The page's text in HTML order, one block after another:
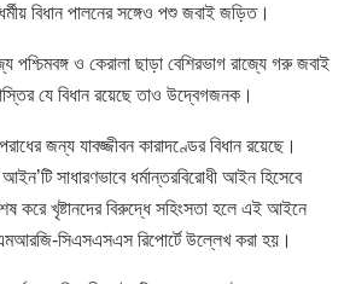
বিধান পালনের সঙ্গেও পশু জবাই জড়িত।
পশ্চিমবঙ্গ ও কেরালা ছাড়া বেশিরভাগ রাজ্যে গরু জবাই
যে বিধান রয়েছে তাও উদ্বেগজনক।
জন্য যাবজ্জীবন কারাদণ্ডের বিধান রয়েছে।
আইন’টি সাধারণভাবে ধর্মান্তরবিরোধী আইন হিসেবে
করে খৃষ্টানদের বিরুদ্ধে সহিংসতা হলে এই আইনে
এমআরজি-সিএসএসএস রিপোর্টে উল্লেখ করা হয়।